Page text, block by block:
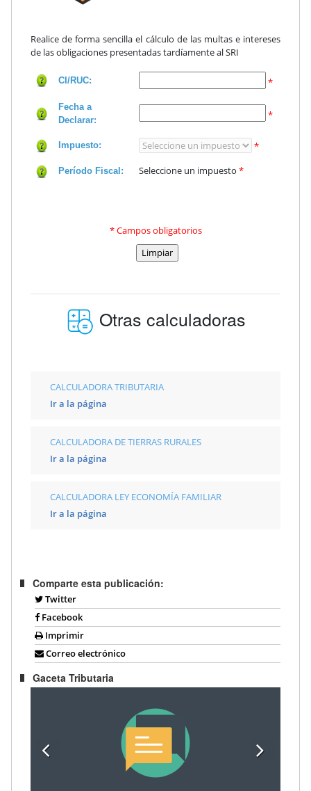
Realice de forma sencilla el cálculo de las multas e intereses
de las obligaciones presentadas tardíamente al SRI
CI/RUC: *
Fecha a
Declarar:
*
Impuesto: *
Período Fiscal: Seleccione un impuesto *
* Campos obligatorios
Otras calculadoras
CALCULADORA TRIBUTARIA
Ir a la página
CALCULADORA DE TIERRAS RURALES
Ir a la página
CALCULADORA LEY ECONOMÍA FAMILIAR
Ir a la página
Comparte esta publicación:
Twitter
Facebook
Imprimir
Correo electrónico
Gaceta Tributaria